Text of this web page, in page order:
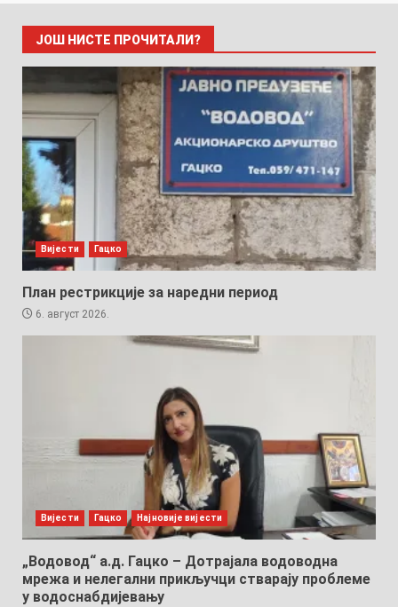
ЈОШ НИСТЕ ПРОЧИТАЛИ?
Вијести Гацко
План рестрикције за наредни период
6. август 2026.
Вијести Гацко Најновије вијести
„Водовод“ а.д. Гацко – Дотрајала водоводна
мрежа и нелегални прикључци стварају проблеме
у водоснабдијевању